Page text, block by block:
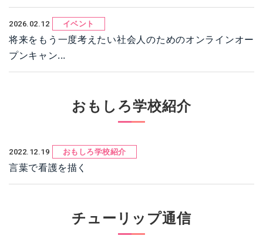
2026.02.12 イベント
将来をもう一度考えたい社会人のためのオンラインオー
プンキャン...
おもしろ学校紹介
2022.12.19 おもしろ学校紹介
言葉で看護を描く
チューリップ通信